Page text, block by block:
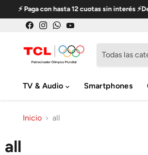
con hasta 12 cuotas sin interés ⚡Despacho
Facebook
Instagram
en
WhatsApp
en
YouTube
Todas las
TV & Audio
Smartphones
Inicio all
all